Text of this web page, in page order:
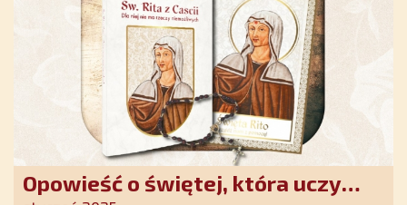
Opowieść o świętej, która uczy